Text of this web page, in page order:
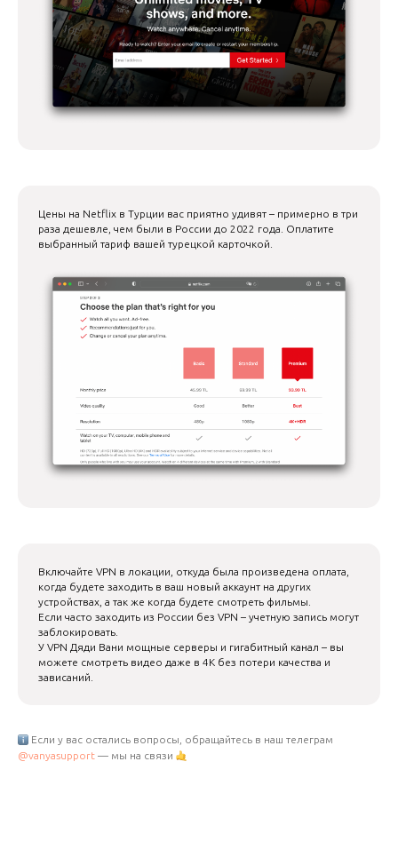
Цены на Netflix в Турции вас приятно удивят – примерно в три
раза дешевле, чем были в России до 2022 года. Оплатите
выбранный тариф вашей турецкой карточкой.
Включайте VPN в локации, откуда была произведена оплата,
когда будете заходить в ваш новый аккаунт на других
устройствах, а так же когда будете смотреть фильмы.
Если часто заходить из России без VPN – учетную запись могут
заблокировать.
У VPN Дяди Вани мощные серверы и гигабитный канал – вы
можете смотреть видео даже в 4K без потери качества и
зависаний.
Если у вас остались вопросы, обращайтесь в наш телеграм
@vanyasupport — мы на связи